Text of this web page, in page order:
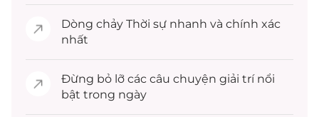
Dòng chảy Thời sự nhanh và chính xác
nhất
Đừng bỏ lỡ các câu chuyện giải trínổi
bật trong ngày